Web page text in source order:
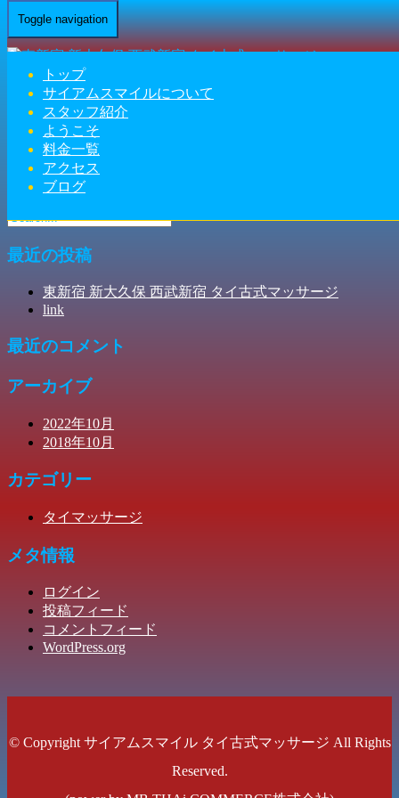
Toggle navigation
トップ
サイアムスマイルについて
スタッフ紹介
ようこそ
料金一覧
アクセス
ブログ
Home-充電器…
充電器 東新宿 新大久保 西武新宿 タイ古式マッサージ | サイ
アムスマイル
最近の投稿
東新宿 新大久保 西武新宿 タイ古式マッサージ
link
最近のコメント
アーカイブ
2022年10月
2018年10月
カテゴリー
タイマッサージ
メタ情報
ログイン
投稿フィード
コメントフィード
WordPress.org
© Copyright サイアムスマイル タイ古式マッサージ All Rights
Reserved.